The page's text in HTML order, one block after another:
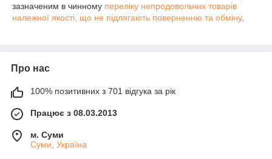
зазначеним в чинному переліку непродовольчих товарів
належної якості, що не підлягають поверненню та обміну.
Про нас
100% позитивних з 701 відгука за рік
Працює з 08.03.2013
м. Суми
Суми, Україна